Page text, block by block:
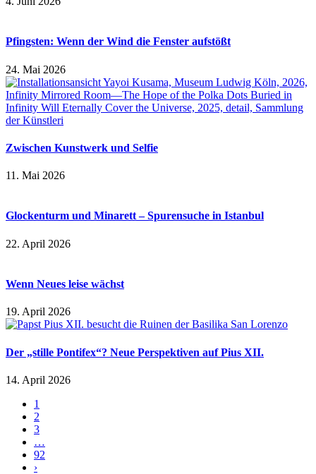
Pfingsten: Wenn der Wind die Fenster aufstößt
24. Mai 2026
Zwischen Kunstwerk und Selfie
11. Mai 2026
Glockenturm und Minarett – Spurensuche in Istanbul
22. April 2026
Wenn Neues leise wächst
19. April 2026
Der „stille Pontifex“? Neue Perspektiven auf Pius XII.
14. April 2026
1
2
3
…
92
›